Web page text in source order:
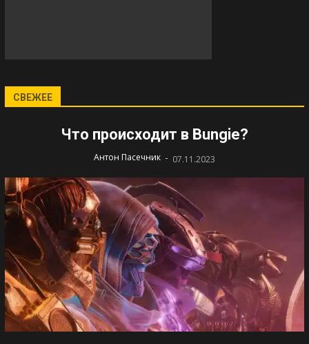
СВЕЖЕЕ
Что происходит в Bungie?
Антон Пасечник - 07.11.2023